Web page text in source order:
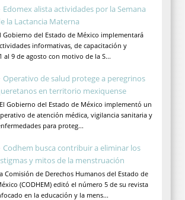
Edomex alista actividades por la Semana
la Lactancia Materna
Gobierno del Estado de México implementará
informativas, de capacitación y
al 9 de agosto con motivo de la S...
Operativo de salud protege a peregrinos
en territorio mexiquense
El Gobierno del Estado de México implementó un
de atención médica, vigilancia sanitaria y
para proteg...
Codhem busca contribuir a eliminar los
y mitos de la menstruación
Comisión de Derechos Humanos del Estado de
(CODHEM) editó el número 5 de su revista
en la educación y la mens...